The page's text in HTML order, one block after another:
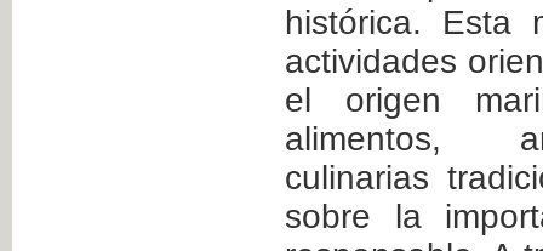
histórica. Esta
actividades
el origen
alimentos,
culinarias
sobre la